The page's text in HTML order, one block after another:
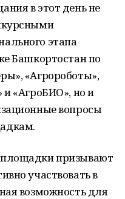
в этот день не
этапа
Башкортостан по
«Агророботы»,
и «АгроБИО», но и
вопросы
призывают
участвовать в
возможность для